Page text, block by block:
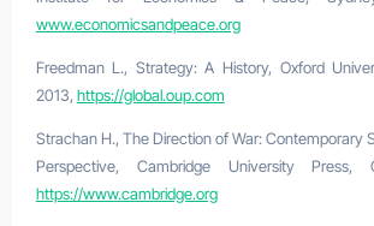
www.economicsandpeace.org
Freedman L., Strategy: A History, Oxford
2013, https://global.oup.com
Strachan H., The Direction of War: Contemporary
Perspective, Cambridge University Press,
https://www.cambridge.org